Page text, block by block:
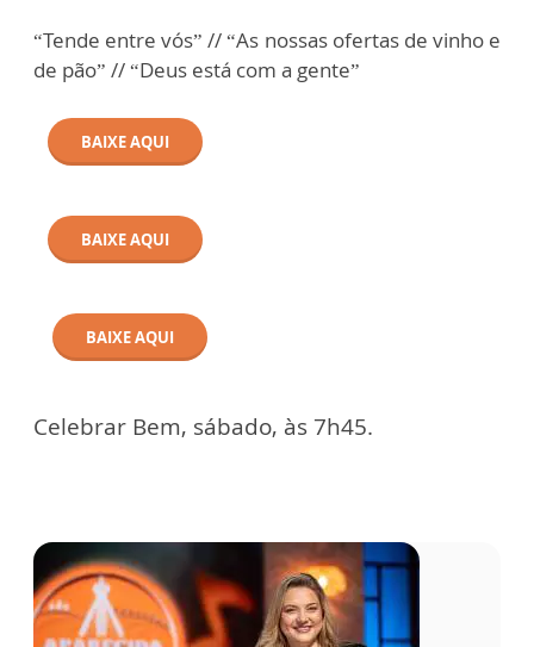
“Tende entre vós” // “As nossas ofertas de vinho e
de pão” // “Deus está com a gente”
BAIXE AQUI
BAIXE AQUI
BAIXE AQUI
Celebrar Bem, sábado, às 7h45.